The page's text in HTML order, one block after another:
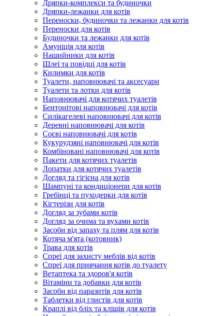
Дряпки-комплекси та будиночки
Дряпки-лежанки для котів
Переноски, будиночки та лежанки для котів
Переноски для котів
Будиночки та лежанки для котів
Амуніція для котів
Нашийники для котів
Шлеї та повідці для котів
Килимки для котів
Туалети, наповнювачі та аксесуари
Туалети та лотки для котів
Наповнювачі для котячих туалетів
Бентонітові наповнювачі для котів
Силікагелеві наповнювачі для котів
Деревні наповнювачі для котів
Соєві наповнювачі для котів
Кукурудзяні наповнювачі для котів
Комбіновані наповнювачі для котів
Пакети для котячих туалетів
Лопатки для котячих туалетів
Догляд та гігієна для котів
Шампуні та кондиціонери для котів
Гребінці та пуходерки для котів
Кігтерізи для котів
Догляд за зубами котів
Догляд за очима та вухами котів
Засоби від запаху та плям для котів
Котяча м'ята (котовник)
Трава для котів
Спреї для захисту меблів від котів
Спреї для привчання котів до туалету
Ветаптека та здоров'я котів
Вітаміни та добавки для котів
Засоби від паразитів для котів
Таблетки від глистів для котів
Краплі від бліх та кліщів для котів